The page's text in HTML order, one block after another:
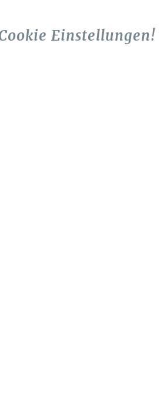
Einstellungen!